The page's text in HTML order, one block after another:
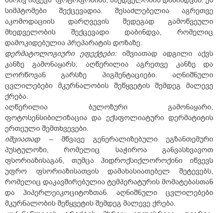
სიმპტომები შექცევადია. შესაძლებელია აგრეთვე
აკომოდაციის დარღვევის შედეგად გამოწვეული
მხედველობის შექცევადი დაბინდვა, რომელიც
დამოკიდებულია პრეპარატის დოზაზე.
დერმატოლოგიური ეფექტები: იშვიათად ადგილი აქვს
კანზე გამონაყარს; აღწერილია აგრეთვე კანზე და
ლორწოვან გარსზე პიგმენტაციები. აღნიშნული
ცვლილებები მკურნალობის შეწყვეტის შემდეგ მალევე
ქრება.
აღწერილია ბულოზური გამონაყარი,
ფოტოსენსიბილიზაცია და ექსფოლიატური დერმატიტის
ერთეული შემთხვევები.
იშვიათად – მწვავე გენერალიზებული ეგზანთემური
პუსტულოზი, რომელიც საჭიროა განვასხვავოთ
ფსორიაზისაგან, თუმცა ჰიდროქსიქლოროქინი იწვევს
უფრო ფსორიაზისათვის დამახასიათებელ შეტევებს,
რომელიც დაკავშირებულია ტემპერატურის მომატებასთან
და ჰიპერლეიკოციტოზთან. აღნიშნული ცვლილებები
მკურნალობის შეწყვეტის შემდეგ მალევე ქრება.